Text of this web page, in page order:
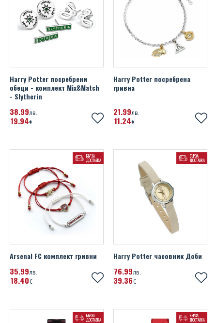
Harry Potter посребрени
обеци - комплект Mix&Match
- Slytherin
38 99лв.
19 94€
Harry Potter посребрена
гривна
21 99лв.
11 24€
БЪРЗА
ДОСТАВКА
Arsenal FC комплект гривни
35 99лв.
18 40€
БЪРЗА
ДОСТАВКА
Harry Potter часовник Доби
76 99лв.
39 36€
БЪРЗА
ДОСТАВКА
БЪРЗА
ДОСТАВКА